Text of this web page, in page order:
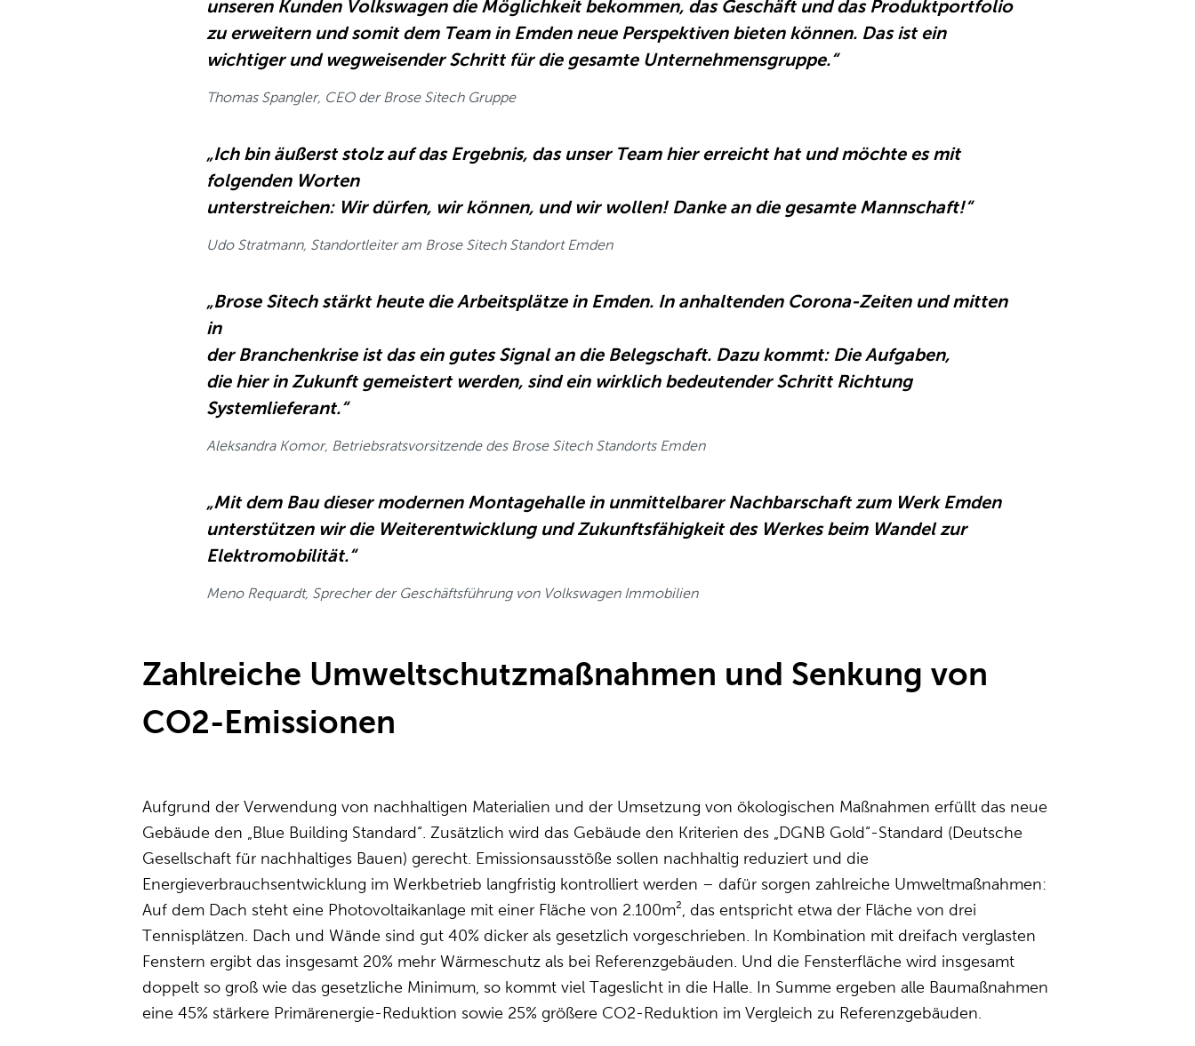
unseren Kunden Volkswagen die Möglichkeit bekommen, das Geschäft und das Produktportfolio
zu erweitern und somit dem Team in Emden neue Perspektiven bieten können. Das ist ein
wichtiger und wegweisender Schritt für die gesamte Unternehmensgruppe.“
Thomas Spangler, CEO der Brose Sitech Gruppe
„Ich bin äußerst stolz auf das Ergebnis, das unser Team hier erreicht hat und möchte es mit
folgenden Worten
unterstreichen: Wir dürfen, wir können, und wir wollen! Danke an die gesamte Mannschaft!“
Udo Stratmann, Standortleiter am Brose Sitech Standort Emden
„Brose Sitech stärkt heute die Arbeitsplätze in Emden. In anhaltenden Corona-Zeiten und mitten
in
der Branchenkrise ist das ein gutes Signal an die Belegschaft. Dazu kommt: Die Aufgaben,
die hier in Zukunft gemeistert werden, sind ein wirklich bedeutender Schritt Richtung
Systemlieferant.“
Aleksandra Komor, Betriebsratsvorsitzende des Brose Sitech Standorts Emden
„Mit dem Bau dieser modernen Montagehalle in unmittelbarer Nachbarschaft zum Werk Emden
unterstützen wir die Weiterentwicklung und Zukunftsfähigkeit des Werkes beim Wandel zur
Elektromobilität.“
Meno Requardt, Sprecher der Geschäftsführung von Volkswagen Immobilien
Zahlreiche Umweltschutzmaßnahmen und Senkung von
CO2-Emissionen
Aufgrund der Verwendung von nachhaltigen Materialien und der Umsetzung von ökologischen Maßnahmen erfüllt das neue
Gebäude den „Blue Building Standard“. Zusätzlich wird das Gebäude den Kriterien des „DGNB Gold“-Standard (Deutsche
Gesellschaft für nachhaltiges Bauen) gerecht. Emissionsausstöße sollen nachhaltig reduziert und die
Energieverbrauchsentwicklung im Werkbetrieb langfristig kontrolliert werden – dafür sorgen zahlreiche Umweltmaßnahmen:
Auf dem Dach steht eine Photovoltaikanlage mit einer Fläche von 2.100m², das entspricht etwa der Fläche von drei
Tennisplätzen. Dach und Wände sind gut 40% dicker als gesetzlich vorgeschrieben. In Kombination mit dreifach verglasten
Fenstern ergibt das insgesamt 20% mehr Wärmeschutz als bei Referenzgebäuden. Und die Fensterfläche wird insgesamt
doppelt so groß wie das gesetzliche Minimum, so kommt viel Tageslicht in die Halle. In Summe ergeben alle Baumaßnahmen
eine 45% stärkere Primärenergie-Reduktion sowie 25% größere CO2-Reduktion im Vergleich zu Referenzgebäuden.